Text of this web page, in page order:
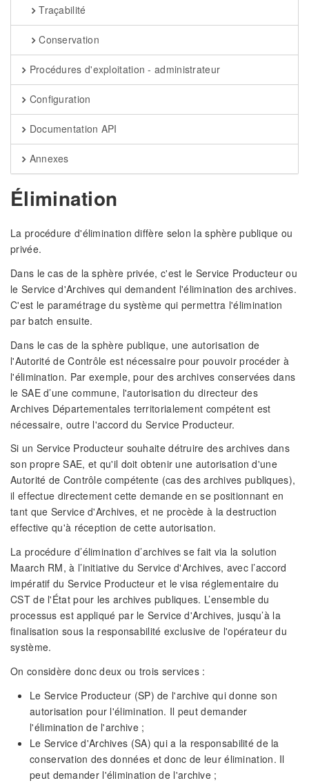
Traçabilité
Conservation
Procédures d'exploitation - administrateur
Configuration
Documentation API
Annexes
Élimination
La procédure d'élimination diffère selon la sphère publique ou
privée.
Dans le cas de la sphère privée, c'est le Service Producteur ou
le Service d'Archives qui demandent l'élimination des archives.
C'est le paramétrage du système qui permettra l'élimination
par batch ensuite.
Dans le cas de la sphère publique, une autorisation de
l'Autorité de Contrôle est nécessaire pour pouvoir procéder à
l'élimination. Par exemple, pour des archives conservées dans
le SAE d’une commune, l'autorisation du directeur des
Archives Départementales territorialement compétent est
nécessaire, outre l'accord du Service Producteur.
Si un Service Producteur souhaite détruire des archives dans
son propre SAE, et qu'il doit obtenir une autorisation d'une
Autorité de Contrôle compétente (cas des archives publiques),
il effectue directement cette demande en se positionnant en
tant que Service d'Archives, et ne procède à la destruction
effective qu'à réception de cette autorisation.
La procédure d’élimination d’archives se fait via la solution
Maarch RM, à l’initiative du Service d'Archives, avec l’accord
impératif du Service Producteur et le visa réglementaire du
CST de l'État pour les archives publiques. L’ensemble du
processus est appliqué par le Service d'Archives, jusqu’à la
finalisation sous la responsabilité exclusive de l'opérateur du
système.
On considère donc deux ou trois services :
Le Service Producteur (SP) de l'archive qui donne son
autorisation pour l'élimination. Il peut demander
l'élimination de l'archive ;
Le Service d'Archives (SA) qui a la responsabilité de la
conservation des données et donc de leur élimination. Il
peut demander l'élimination de l'archive ;